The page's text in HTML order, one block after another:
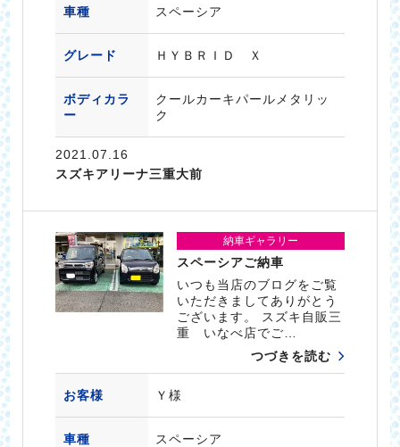
車種 スペーシア
グレード ＨＹＢＲＩＤ Ｘ
ボディカラ
ー
クールカーキパールメタリッ
ク
2021.07.16
スズキアリーナ三重大前
納車ギャラリー
スペーシアご納車
いつも当店のブログをご覧
いただきましてありがとう
ございます。 スズキ自販三
重 いなべ店でご…
つづきを読む
お客様 Ｙ様
車種 スペーシア